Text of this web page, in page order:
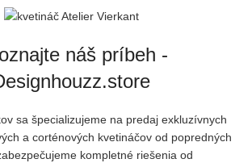
náš príbeh -
sa špecializujeme na predaj exkluzívnych
a corténových kvetináčov od popredných
kompletné riešenia od